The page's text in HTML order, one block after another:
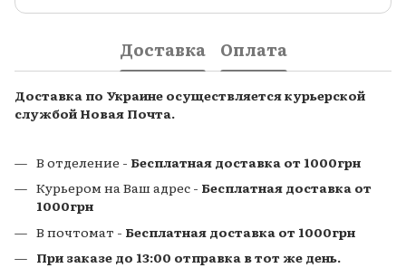
Доставка Оплата
Доставка по Украине осуществляется курьерской
службой Новая Почта.
В отделение - Бесплатная доставка от 1000грн
Курьером на Ваш адрес - Бесплатная доставка от
1000грн
В почтомат - Бесплатная доставка от 1000грн
При заказе до 13:00 отправка в тот же день.